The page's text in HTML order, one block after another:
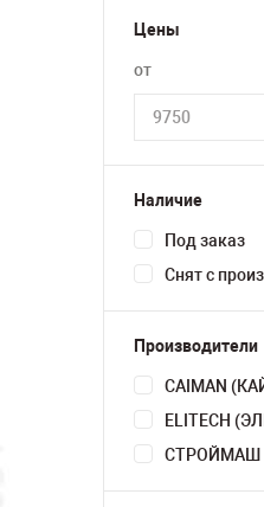
Цены
от
Наличие
Под заказ
Снят с
Производители
CAIMAN
ELITECH
СТРОЙМАШ